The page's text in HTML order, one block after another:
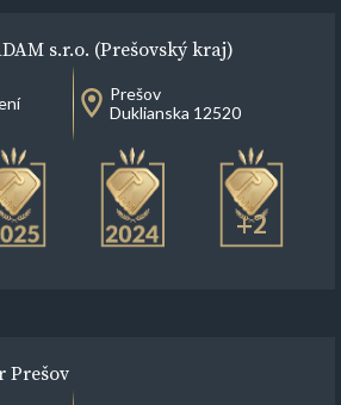
s.r.o. (Prešovský kraj)
Prešov
Duklianska 12520
+2
Prešov